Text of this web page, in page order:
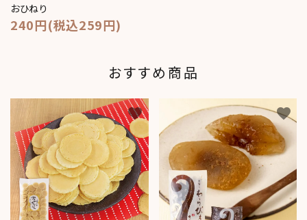
おひねり
240円(税込259円)
おすすめ商品
favorite favorite